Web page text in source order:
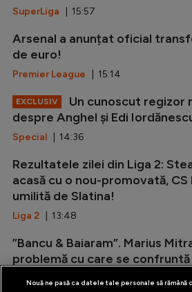
SuperLiga | 15:57
Arsenal a anunțat oficial
de euro!
Premier League | 15:14
EXCLUSIV
Un cunoscut regizor
despre Anghel și Edi
Special | 14:36
Rezultatele zilei din Liga 2:
acasă cu o nou-promovată,
umilită de Slatina!
Liga 2 | 13:48
”Bancu & Baiaram”. Marius
problemă cu care se confruntă
Nouă ne pasă ca datele tale personale să rămână